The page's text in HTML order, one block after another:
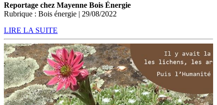
Reportage chez Mayenne Bois Énergie
Rubrique : Bois énergie | 29/08/2022
LIRE LA SUITE